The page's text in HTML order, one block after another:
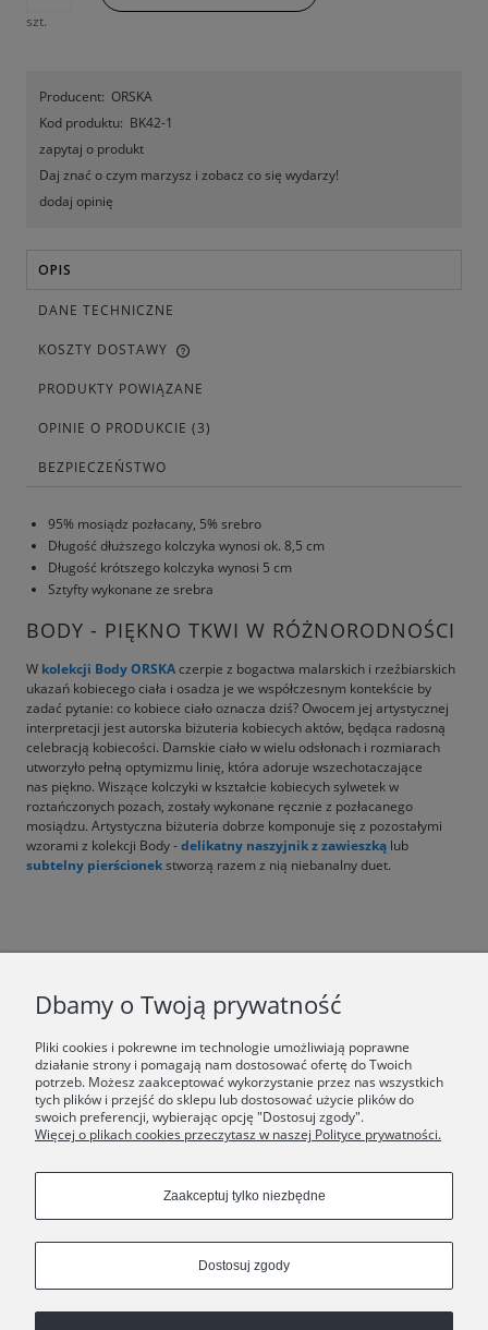
szt.
Producent: ORSKA
Kod produktu: BK42-1
zapytaj o produkt
Daj znać o czym marzysz i zobacz co się wydarzy!
dodaj opinię
OPIS
DANE TECHNICZNE
KOSZTY DOSTAWY
PRODUKTY POWIĄZANE
OPINIE O PRODUKCIE (3)
BEZPIECZEŃSTWO
95% mosiądz pozłacany, 5% srebro
Długość dłuższego kolczyka wynosi ok. 8,5 cm
Długość krótszego kolczyka wynosi 5 cm
Sztyfty wykonane ze srebra
BODY - PIĘKNO TKWI W RÓŻNORODNOŚCI
W kolekcji BodyORSKAczerpie z bogactwa malarskich i rzeźbiarskich
ukazań kobiecego ciała i osadza je we współczesnym kontekście by
zadać pytanie: co kobiece ciało oznacza dziś? Owocem jej artystycznej
interpretacji jest autorska biżuteria kobiecych aktów, będąca radosną
celebracją kobiecości. Damskie ciało w wielu odsłonach i rozmiarach
utworzyło pełną optymizmu linię, która adoruje wszechotaczające
nas piękno. Wiszące kolczyki w kształcie kobiecych sylwetek w
roztańczonych pozach, zostały wykonane ręcznie z pozłacanego
mosiądzu. Artystyczna biżuteria dobrze komponuje się z pozostałymi
wzorami z kolekcji Body -delikatny naszyjnik z zawieszką lub
subtelny pierścionekstworzą razem z nią niebanalny duet.
ŚWIAT ORSKA
Dołącz do nas:
Copyrights © 2024 - ORSKA
Dbamy o Twoją prywatność
Pliki cookies i pokrewne im technologie umożliwiają poprawne
działanie strony i pomagają nam dostosować ofertę do Twoich
potrzeb. Możesz zaakceptować wykorzystanie przez nas wszystkich
tych plików i przejść do sklepu lub dostosować użycie plików do
swoich preferencji, wybierając opcję "Dostosuj zgody".
Więcej o plikach cookies przeczytasz w naszej Polityce prywatności.
Zaakceptuj tylko niezbędne
Dostosuj zgody